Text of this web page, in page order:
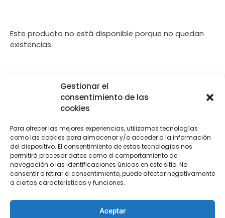
Gestionar el
consentimiento de las
cookies
Para ofrecer las mejores experiencias, utilizamos tecnologías
como las cookies para almacenar y/o acceder a la información
del dispositivo. El consentimiento de estas tecnologías nos
permitirá procesar datos como el comportamiento de
navegación o las identificaciones únicas en este sitio. No
consentir o retirar el consentimiento, puede afectar negativamente
a ciertas características y funciones.
Aceptar
Este producto no está disponible porque no quedan
existencias.
[Las unidades seleccionadas son enMETROS
COMPRA
SEGURA
ENVÍO 24-48H TIENDA FÍSICA
Información adicional